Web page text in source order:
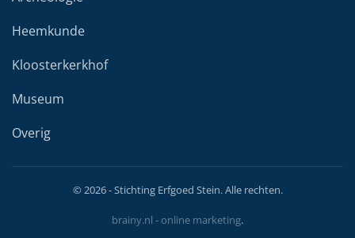
Heemkunde
Kloosterkerkhof
Museum
Overig
©2026- Stichting Erfgoed Stein. Alle rechten.
brainy.nl - online marketing.